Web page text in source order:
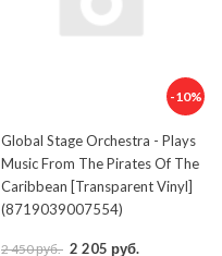
-10%
Global Stage Orchestra - Plays
Music From The Pirates Of The
Caribbean [Transparent Vinyl]
(8719039007554)
2 450 руб. 2 205 руб.